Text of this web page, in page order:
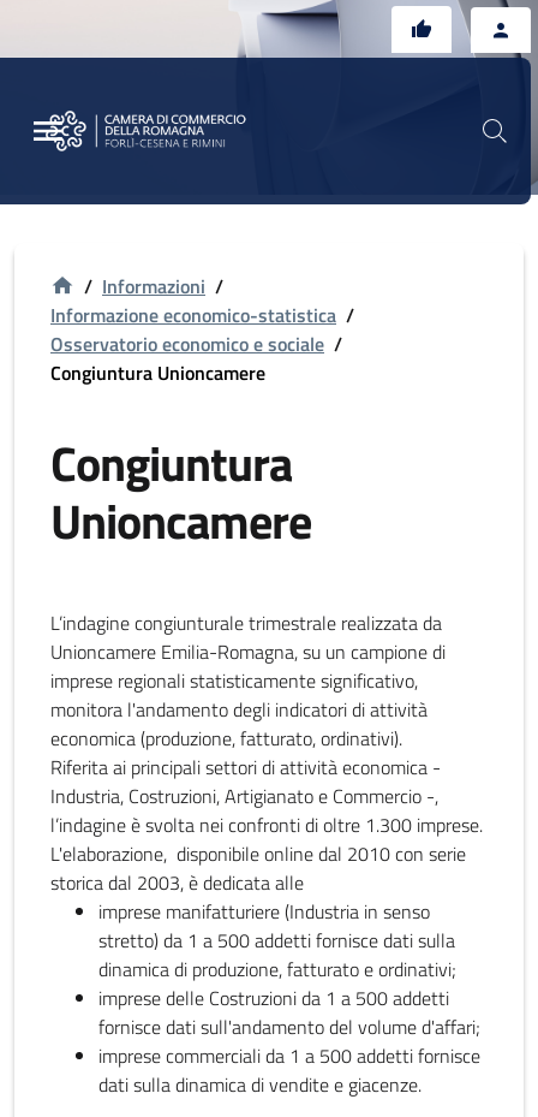
/ Informazioni /
Informazione economico-statistica /
Osservatorio economico e sociale /
Congiuntura Unioncamere
Congiuntura
Unioncamere
L’indagine congiunturale trimestrale realizzata da
Unioncamere Emilia-Romagna, su un campione di
imprese regionali statisticamente significativo,
monitora l'andamento degli indicatori di attività
economica (produzione, fatturato, ordinativi).
Riferita ai principali settori di attività economica -
Industria, Costruzioni, Artigianato e Commercio -,
l’indagine è svolta nei confronti di oltre 1.300 imprese.
L'elaborazione, disponibile online dal 2010 con serie
storica dal 2003, è dedicata alle
imprese manifatturiere (Industria in senso
stretto) da 1 a 500 addetti fornisce dati sulla
dinamica di produzione, fatturato e ordinativi;
imprese delle Costruzioni da 1 a 500 addetti
fornisce dati sull'andamento del volume d'affari;
imprese commerciali da 1 a 500 addetti fornisce
dati sulla dinamica di vendite e giacenze.